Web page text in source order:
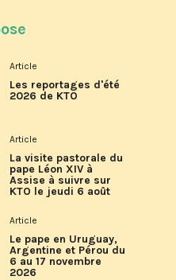
Article
Les reportages d'été
2026 de KTO
Article
La visite pastorale du
pape Léon XIV à
Assise à suivre sur
KTO le jeudi 6 août
Article
Le pape en Uruguay,
Argentine et Pérou du
6 au 17 novembre
2026